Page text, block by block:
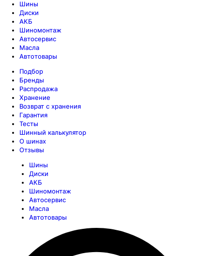
Шины
Диски
АКБ
Шиномонтаж
Автосервис
Масла
Автотовары
Подбор
Бренды
Распродажа
Хранение
Возврат с хранения
Гарантия
Тесты
Шинный калькулятор
О шинах
Отзывы
Шины
Диски
АКБ
Шиномонтаж
Автосервис
Масла
Автотовары